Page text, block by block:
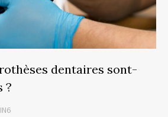
dentaires sont-
?